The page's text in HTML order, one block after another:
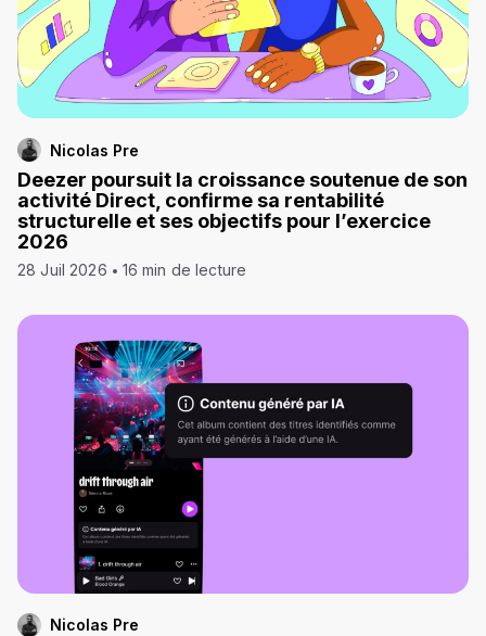
Nicolas Pre
Deezer poursuit la croissance soutenue de son
activité Direct, confirme sa rentabilité
structurelle et ses objectifs pour l’exercice
2026
28 Juil 2026 16 min de lecture
Nicolas Pre